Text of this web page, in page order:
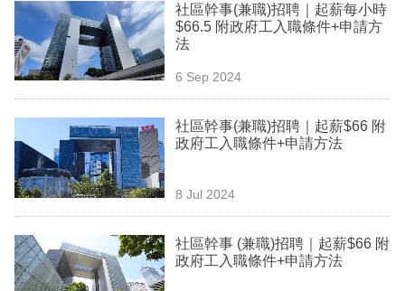
科
技
場
生
活
時
事
專
社區幹事(兼職)招聘｜起薪每小時
$66.5 附政府工入職條件+申請方
法
6 Sep 2024
社區幹事(兼職)招聘｜起薪$66 附
政府工入職條件+申請方法
8 Jul 2024
社區幹事 (兼職)招聘｜起薪$66 附
政府工入職條件+申請方法